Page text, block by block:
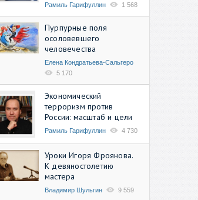
Рамиль Гарифуллин 1 568
Пурпурные поля
осоловевшего
человечества
Елена Кондратьева-Сальгеро
5 170
Экономический
терроризм против
России: масштаб и цели
Рамиль Гарифуллин 4 730
Уроки Игоря Фроянова.
К девяностолетию
мастера
Владимир Шульгин 9 559